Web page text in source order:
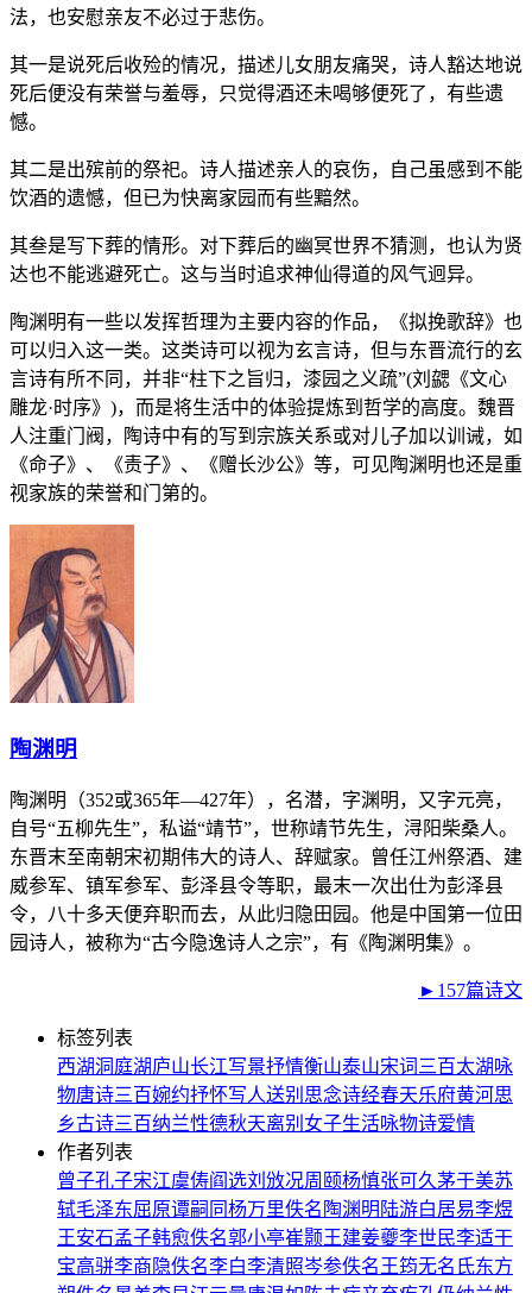
法，也安慰亲友不必过于悲伤。
其一是说死后收殓的情况，描述儿女朋友痛哭，诗人豁达地说
死后便没有荣誉与羞辱，只觉得酒还未喝够便死了，有些遗
憾。
其二是出殡前的祭祀。诗人描述亲人的哀伤，自己虽感到不能
饮酒的遗憾，但已为快离家园而有些黯然。
其叁是写下葬的情形。对下葬后的幽冥世界不猜测，也认为贤
达也不能逃避死亡。这与当时追求神仙得道的风气迥异。
陶渊明有一些以发挥哲理为主要内容的作品，《拟挽歌辞》也
可以归入这一类。这类诗可以视为玄言诗，但与东晋流行的玄
言诗有所不同，并非“柱下之旨归，漆园之义疏”(刘勰《文心
雕龙·时序》)，而是将生活中的体验提炼到哲学的高度。魏晋
人注重门阀，陶诗中有的写到宗族关系或对儿子加以训诫，如
《命子》、《责子》、《赠长沙公》等，可见陶渊明也还是重
视家族的荣誉和门第的。
陶渊明
陶渊明（352或365年—427年），名潜，字渊明，又字元亮，
自号“五柳先生”，私谥“靖节”，世称靖节先生，浔阳柴桑人。
东晋末至南朝宋初期伟大的诗人、辞赋家。曾任江州祭酒、建
威参军、镇军参军、彭泽县令等职，最末一次出仕为彭泽县
令，八十多天便弃职而去，从此归隐田园。他是中国第一位田
园诗人，被称为“古今隐逸诗人之宗”，有《陶渊明集》。
►157篇诗文
标签列表
西湖洞庭湖庐山长江写景抒情衡山泰山宋词三百太湖 咏
物唐诗三百婉约抒怀写人送别 思念诗经春天乐府黄河思
乡古诗三百纳兰性德秋天离别 女子生活咏物诗爱情
作者列表
曾子孔子宋江虞俦阎选刘攽况周颐杨慎张可久茅于美苏
轼毛泽东屈原谭嗣同杨万里佚名 陶渊明 陆游白居易李煜
王安石孟子韩愈佚名郭小亭崔颢王建姜夔李世民李适干
宝高骈李商隐佚名李白李清照岑参佚名 王筠无名氏东方